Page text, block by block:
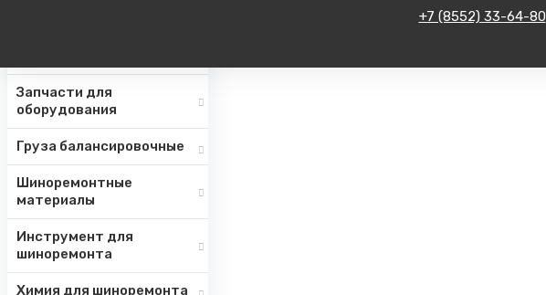
+7 (8552) 33-64-80
Запчасти для
оборудования
Груза балансировочные
Шиноремонтные
материалы
Инструмент для
шиноремонта
Химия для шиноремонта